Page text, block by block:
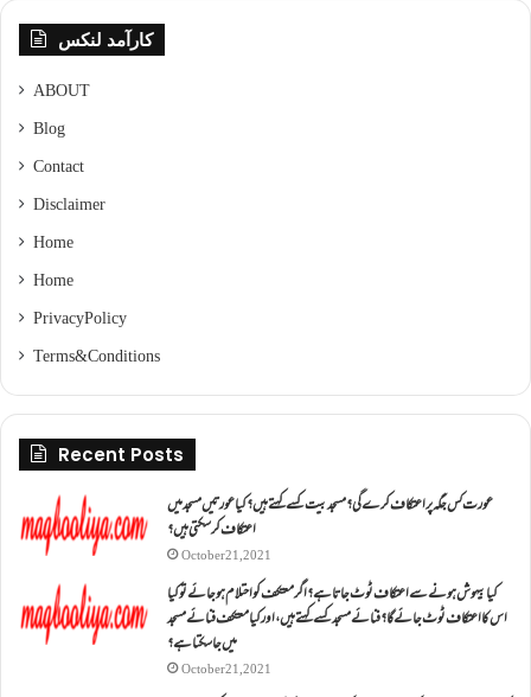
کارآمد لنکس
ABOUT
Blog
Contact
Disclaimer
Home
Home
Privacy Policy
Terms & Conditions
Recent Posts
عورت کس جگہ پر اعتکاف کرے گی؟مسجد بیت کسے کہتے ہیں؟کیا عورتیں مسجد میں
اعتکاف کر سکتی ہیں؟
October 21, 2021
کیا بیہوش ہونے سے اعتکاف ٹوٹ جاتا ہے؟ اگر معتکف کو احتلام ہو جائے تو کیا
اس کا اعتکاف ٹوٹ جائے گا؟فنائے مسجد کسے کہتے ہیں ، اور کیا معتکف فنائے مسجد
میں جا سکتا ہے؟
October 21, 2021